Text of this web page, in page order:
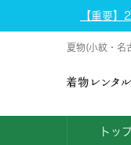
【重要
夏物(小紋・名
トッ